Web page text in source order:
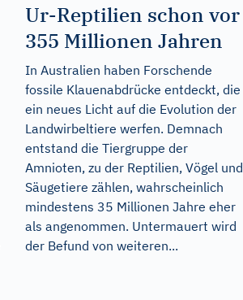
Ur-Reptilien schon vor
355 Millionen Jahren
In Australien haben Forschende
fossile Klauenabdrücke entdeckt, die
ein neues Licht auf die Evolution der
Landwirbeltiere werfen. Demnach
entstand die Tiergruppe der
Amnioten, zu der Reptilien, Vögel und
Säugetiere zählen, wahrscheinlich
mindestens 35 Millionen Jahre eher
als angenommen. Untermauert wird
der Befund von weiteren...